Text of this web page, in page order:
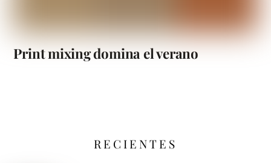
Print mixing domina el verano
RECIENTES